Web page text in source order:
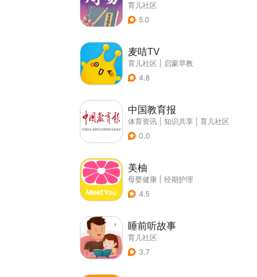
育儿社区
5.0
麦咭TV
育儿社区
启蒙早教
4.8
中国教育报
体育资讯 知识共享
育儿社区
0.0
美柚
母婴健康
经期护理
4.5
睡前听故事
育儿社区
3.7